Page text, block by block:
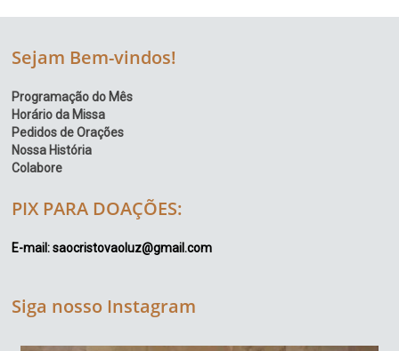
Sejam Bem-vindos!
Programação do Mês
Horário da Missa
Pedidos de Orações
Nossa História
Colabore
PIX PARA DOAÇÕES:
E-mail: saocristovaoluz@gmail.com
Siga nosso Instagram